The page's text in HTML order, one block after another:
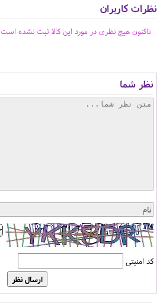
نظرات کاربران
تاکنون هیچ نظری در مورد این کالا ثبت نشده است
نظر شما
کد امنیتی